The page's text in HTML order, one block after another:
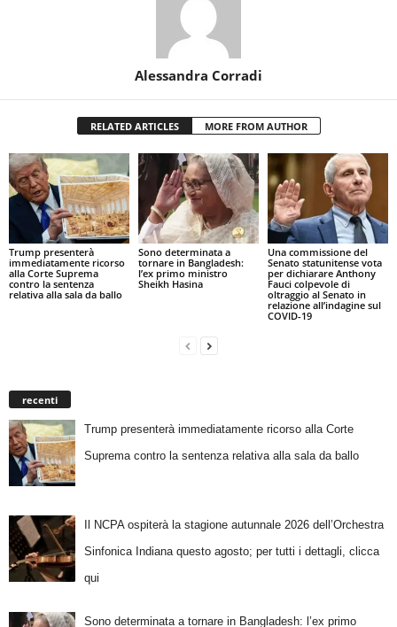
Alessandra Corradi
RELATED ARTICLES MORE FROM AUTHOR
Trump presenterà
immediatamente ricorso
alla Corte Suprema
contro la sentenza
relativa alla sala da ballo
Sono determinata a
tornare in Bangladesh:
l’ex primo ministro
Sheikh Hasina
Una commissione del
Senato statunitense vota
per dichiarare Anthony
Fauci colpevole di
oltraggio al Senato in
relazione all’indagine sul
COVID-19
recenti
Trump presenterà immediatamente ricorso alla Corte
Suprema contro la sentenza relativa alla sala da ballo
Il NCPA ospiterà la stagione autunnale 2026 dell’Orchestra
Sinfonica Indiana questo agosto; per tutti i dettagli, clicca
qui
Sono determinata a tornare in Bangladesh: l’ex primo